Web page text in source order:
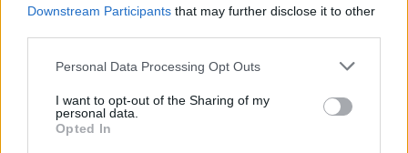
Downstream Participants that may further disclose it to other
Personal Data Processing Opt Outs
I want to opt-out of the Sharing of my
personal data.
Opted In
Ρωσία: Η Μόσχα δηλώνει ότι κατέρριψε 605
ουκρανικά drones τη νύχτα - Ελαφρές ζημιές σε
Χρηματοδότηση 8 εκατ. ευρώ σε 843 μέσα
ενημέρωσης- Ξεκίνησε το πενταετές πρόγραμμα